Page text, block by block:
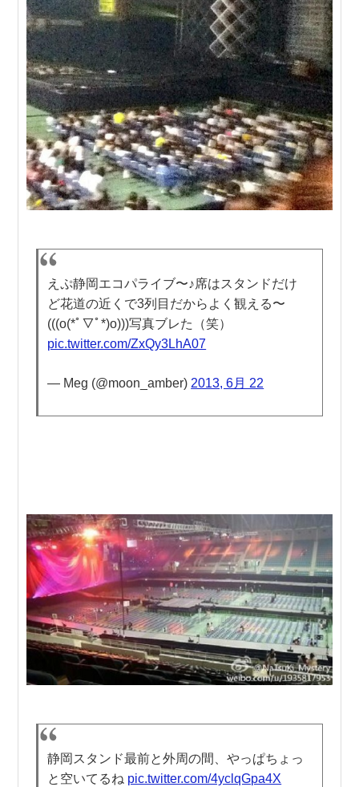
えぷ静岡エコパライブ〜♪席はスタンドだけ
ど花道の近くで3列目だからよく観える〜
(((o(*ﾟ▽ﾟ*)o)))写真ブレた（笑）
pic.twitter.com/ZxQy3LhA07
— Meg (@moon_amber) 2013, 6月 22
静岡スタンド最前と外周の間、やっぱちょっ
と空いてるね pic.twitter.com/4yclqGpa4X